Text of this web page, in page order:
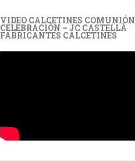
VIDEO CALCETINES COMUNIÓN
CELEBRACIÓN – JC CASTELLÀ
FABRICANTES CALCETINES